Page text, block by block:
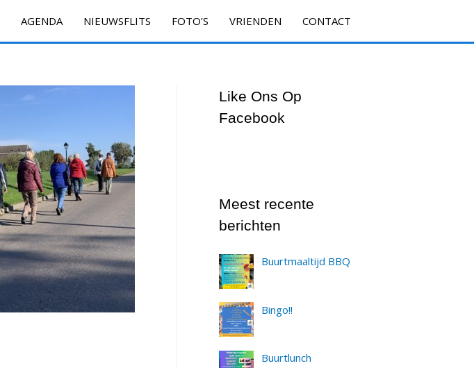
AGENDA NIEUWSFLITS FOTO’S VRIENDEN CONTACT
Like Ons Op
Facebook
Meest recente
berichten
Buurtmaaltijd BBQ
Bingo!!
Buurtlunch